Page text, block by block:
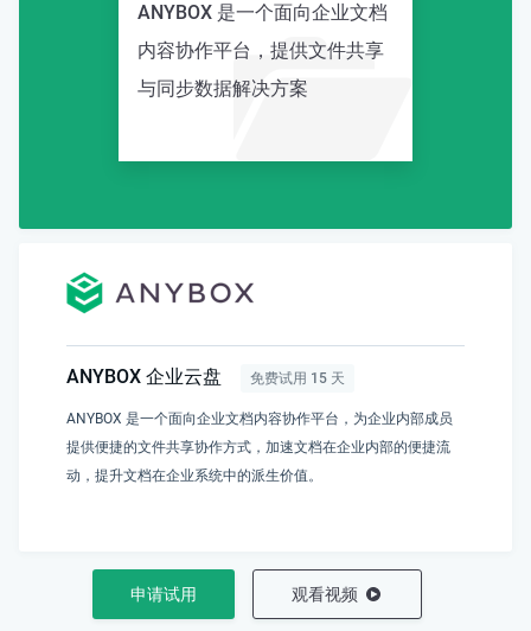
ANYBOX 是一个面向企业文档
内容协作平台，提供文件共享
与同步数据解决方案
ANYBOX 企业云盘 免费试用 15 天
ANYBOX 是一个面向企业文档内容协作平台，为企业内部成员
提供便捷的文件共享协作方式，加速文档在企业内部的便捷流
动，提升文档在企业系统中的派生价值。
申请试用 观看视频